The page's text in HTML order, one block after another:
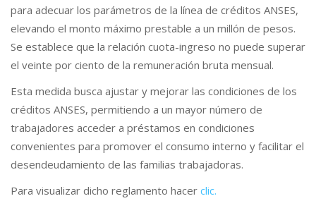
para adecuar los parámetros de la línea de créditos ANSES,
elevando el monto máximo prestable a un millón de pesos.
Se establece que la relación cuota-ingreso no puede superar
el veinte por ciento de la remuneración bruta mensual.
Esta medida busca ajustar y mejorar las condiciones de los
créditos ANSES, permitiendo a un mayor número de
trabajadores acceder a préstamos en condiciones
convenientes para promover el consumo interno y facilitar el
desendeudamiento de las familias trabajadoras.
Para visualizar dicho reglamento hacer clic.